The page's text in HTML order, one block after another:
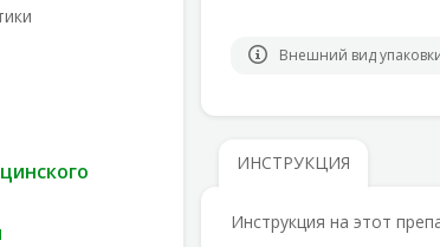
Внешний вид
ИНСТРУКЦИЯ
Инструкция на этот